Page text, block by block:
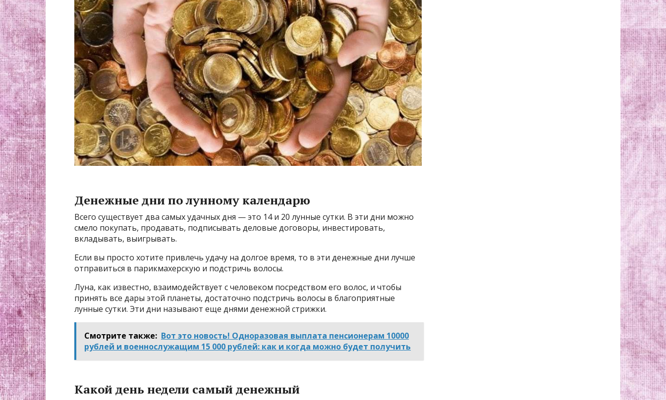
Денежные дни по лунному календарю
Всего существует два самых удачных дня — это 14 и 20 лунные сутки. В эти дни можно
смело покупать, продавать, подписывать деловые договоры, инвестировать,
вкладывать, выигрывать.
Если вы просто хотите привлечь удачу на долгое время, то в эти денежные дни лучше
отправиться в парикмахерскую и подстричь волосы.
Луна, как известно, взаимодействует с человеком посредством его волос, и чтобы
принять все дары этой планеты, достаточно подстричь волосы в благоприятные
лунные сутки. Эти дни называют еще днями денежной стрижки.
Смотрите также: Вот это новость! Одноразовая выплата пенсионерам 10000
рублей и военнослужащим 15 000 рублей: как и когда можно будет получить
Какой день недели самый денежный